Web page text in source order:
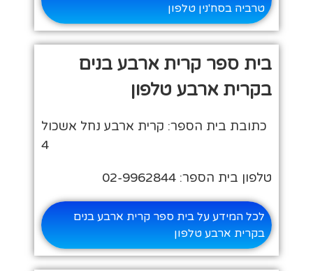
טרביה בסח'נין טלפון
בית ספר קרית ארבע בנים
בקרית ארבע טלפון
כתובת בית הספר: קרית ארבע נחל אשכול
4
טלפון בית הספר: 02-9962844
לכל המידע על בית ספר קרית ארבע בנים
בקרית ארבע טלפון